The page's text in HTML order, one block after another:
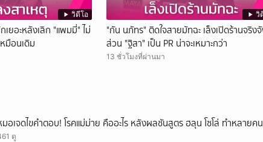
วิดีโอ
ยอะหลังเลิก "แพมมี่" ไม่
มือนเดิม
วิ
"กัน นภัทร" ติดใจสายมัทฉะ เล็งเปิดร้านจริง
ส่วน "ฐิสา" เป็น PR น่าจะเหมาะกว่า
13 ชั่วโมงที่ผ่านมา
มอเจดไขคำตอบ! โรคแม่ม่าย คืออะไร หลังผลชันสูตร ฮลุน โซโล่ ทำหลายค
ดู